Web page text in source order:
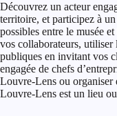
Découvrez un acteur
territoire, et participez à un
possibles entre le musée
vos collaborateurs, utiliser
publiques en invitant vos
engagée de chefs
Louvre-Lens ou organiser
Louvre-Lens est un lieu